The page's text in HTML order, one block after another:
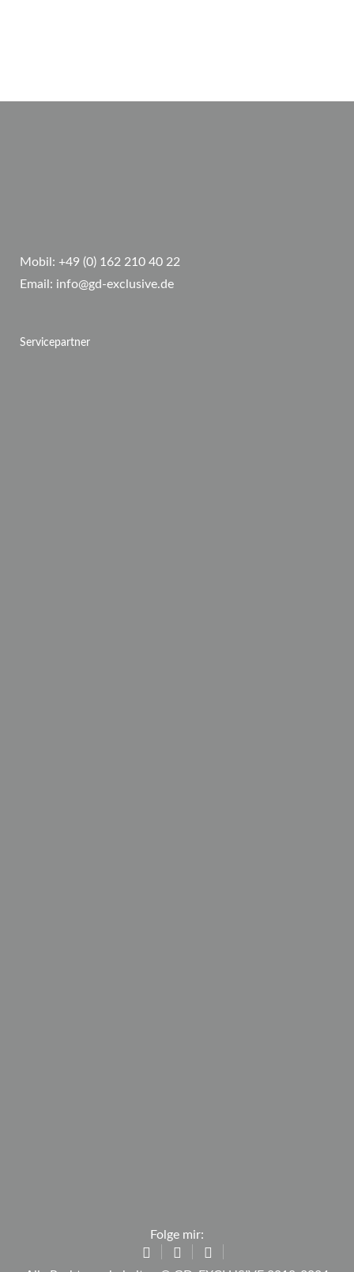
Mobil: +49 (0) 162 210 40 22
Email: info@gd-exclusive.de
Servicepartner
Folge mir: